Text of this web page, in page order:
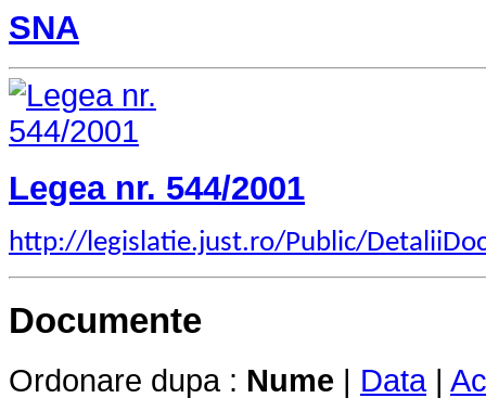
SNA
Legea nr. 544/2001
http://legislatie.just.ro/Public/
Documente
Ordonare dupa : Nume | Data|